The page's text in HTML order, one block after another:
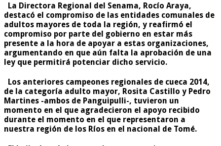
La Directora Regional del Senama, Rocío Araya,
destacó el compromiso de las entidades comunales de
adultos mayores de toda la región, y reafirmó el
compromiso por parte del gobierno en estar más
presente a la hora de apoyar a estas organizaciones,
argumentando en que aún falta la aprobación de una
ley que permitirá potenciar dicho servicio.
Los anteriores campeones regionales de cueca 2014,
de la categoría adulto mayor, Rosita Castillo y Pedro
Martines -ambos de Panguipulli-, tuvieron un
momento en el que agradecieron el apoyo recibido
durante el momento en el que representaron a
nuestra región de los Ríos en el nacional de Tomé.